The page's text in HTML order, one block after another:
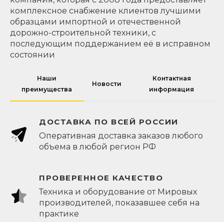
комплексное снабжение клиентов лучшими
образцами импортной и отечественной
дорожно-строительной техники, с
последующим поддержанием её в исправном
состоянии
Наши
преимущества
Новости
Контактная
информация
ДОСТАВКА ПО ВСЕЙ РОССИИ
Оперативная доставка заказов любого
объема в любой регион РФ
ПРОВЕРЕННОЕ КАЧЕСТВО
Техника и оборудование от Мировых
производителей, показавшее себя на
практике